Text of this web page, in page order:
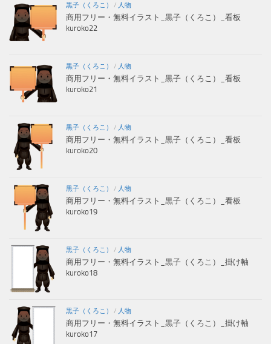
黒子（くろこ） / 人物
商用フリー・無料イラスト_黒子（くろこ）_看板
kuroko22
黒子（くろこ） / 人物
商用フリー・無料イラスト_黒子（くろこ）_看板
kuroko21
黒子（くろこ） / 人物
商用フリー・無料イラスト_黒子（くろこ）_看板
kuroko20
黒子（くろこ） / 人物
商用フリー・無料イラスト_黒子（くろこ）_看板
kuroko19
黒子（くろこ） / 人物
商用フリー・無料イラスト_黒子（くろこ）_掛け軸
kuroko18
黒子（くろこ） / 人物
商用フリー・無料イラスト_黒子（くろこ）_掛け軸
kuroko17